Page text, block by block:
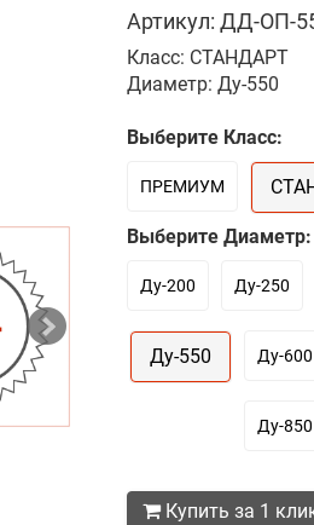
Артикул: ДД-ОП-
Класс: СТАНДАРТ
Диаметр: Ду-550
Выберите Класс:
ПРЕМИУМ
Выберите Диаметр:
Ду-200 Ду-250
Ду-550 Ду-600
Ду-850
Купить за 1